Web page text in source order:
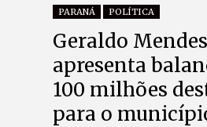
PARANÁ POLÍTICA
Geraldo Mendes
apresenta
100 milhões
para o